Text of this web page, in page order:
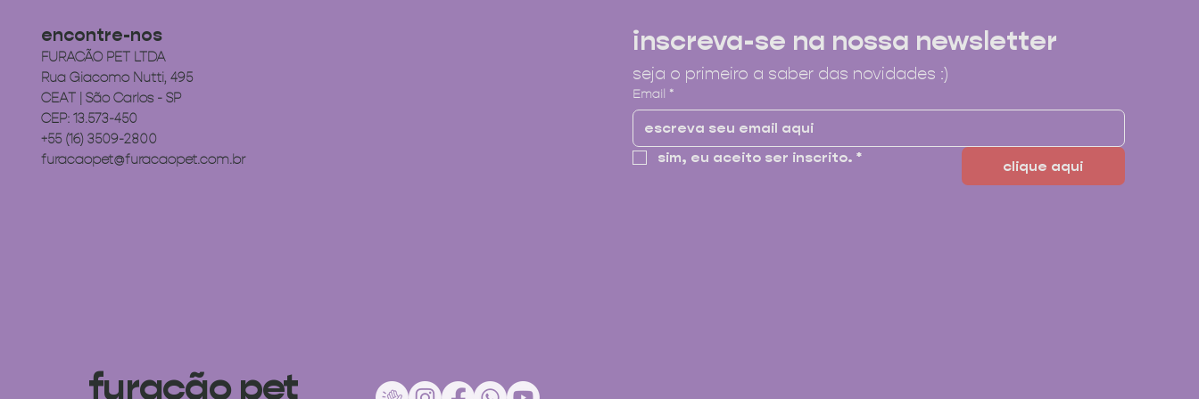
encontre-nos
FURACÃO PET LTDA
Rua Giacomo Nutti, 495
CEAT | São Carlos - SP
CEP: 13.573-450
+55 (16) 3509-2800
furacaopet@furacaopet.com.br
furacão pet
inscreva-se na nossa newsletter
seja o primeiro a saber das novidades :)
Email *
sim, eu aceito ser inscrito. * clique aqui